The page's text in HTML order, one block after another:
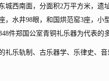
西南面，分面积2万平方米，遗
，水井98眼，和国烘范窑3座，
件郑国公室青铜礼乐器为代表的
乐轨制、古乐器学、乐律史、音